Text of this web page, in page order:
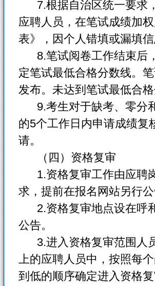
7.根据自治区统一要求
应聘人员，在笔试成绩加
表》，因个人错填或漏填
8.笔试阅卷工作结束后
定笔试最低合格分数线。
发布。未达到笔试最低合
9.考生对于缺考、零分
的5个工作日内申请成绩复
请。
（四）资格复审
1.资格复审工作由应聘
求，提前在报名网站另行公
2.资格复审地点设在呼
公告。
3.进入资格复审范围人
上的应聘人员中，按照每
到低的顺序确定进入资格